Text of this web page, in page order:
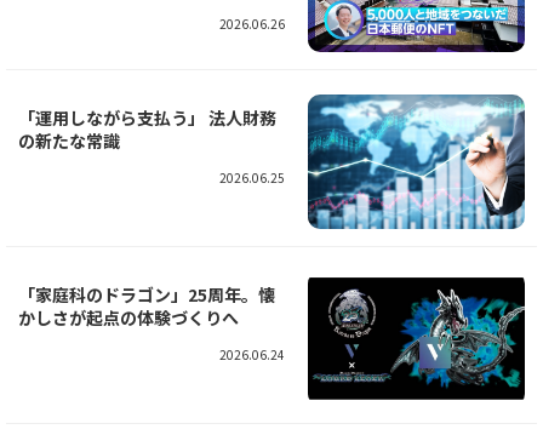
2026.06.26
「運用しながら支払う」 法人財務
の新たな常識
2026.06.25
「家庭科のドラゴン」25周年。懐
かしさが起点の体験づくりへ
2026.06.24